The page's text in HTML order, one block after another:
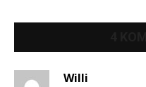
Willi